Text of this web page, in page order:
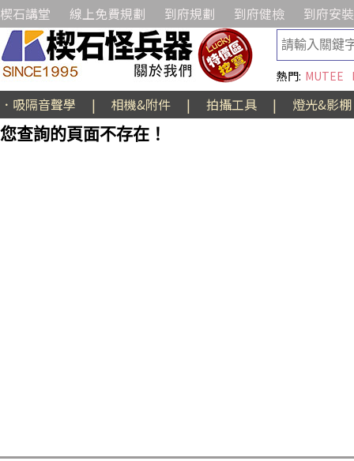
楔石講堂 線上免費規劃 到府規劃 到府健檢 到府安裝
熱門: MUTEE
．吸隔音聲學 | 相機&附件 | 拍攝工具 |
燈光&影棚
您查詢的頁面不存在！